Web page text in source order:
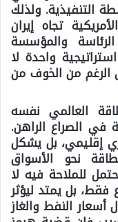
التنفيذية. ولذلك
تجاه إيران
والمؤسسة
واحدة لا
من الخوف من
العالمي نفسه
في الصراع الراهن.
إقليمي، بل يشكل
نحو الأسواق
للملاحة فيه لا
فقط، بل يمتد ليؤثر
النفط والغاز